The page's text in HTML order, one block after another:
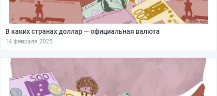
В каких странах доллар — официальная валюта
14 февраля 2025